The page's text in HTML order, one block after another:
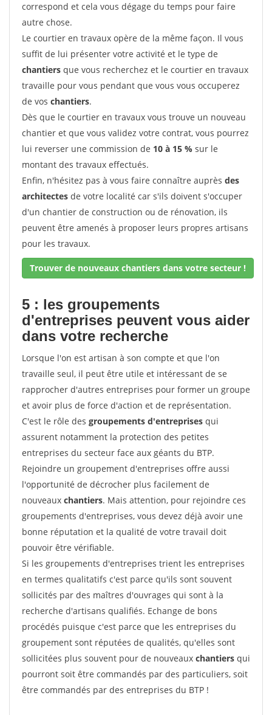
correspond et cela vous dégage du temps pour faire
autre chose.
Le courtier en travaux opère de la même façon. Il vous
suffit de lui présenter votre activité et le type de
chantiers que vous recherchez et le courtier en travaux
travaille pour vous pendant que vous vous occuperez
de vos chantiers.
Dès que le courtier en travaux vous trouve un nouveau
chantier et que vous validez votre contrat, vous pourrez
lui reverser une commission de 10 à 15 % sur le
montant des travaux effectués.
Enfin, n'hésitez pas à vous faire connaître auprès des
architectes de votre localité car s'ils doivent s'occuper
d'un chantier de construction ou de rénovation, ils
peuvent être amenés à proposer leurs propres artisans
pour les travaux.
Trouver de nouveaux chantiers dans votre secteur !
5 : les groupements
d'entreprises peuvent vous aider
dans votre recherche
Lorsque l'on est artisan à son compte et que l'on
travaille seul, il peut être utile et intéressant de se
rapprocher d'autres entreprises pour former un groupe
et avoir plus de force d'action et de représentation.
C'est le rôle des groupements d'entreprises qui
assurent notamment la protection des petites
entreprises du secteur face aux géants du BTP.
Rejoindre un groupement d'entreprises offre aussi
l'opportunité de décrocher plus facilement de
nouveaux chantiers. Mais attention, pour rejoindre ces
groupements d'entreprises, vous devez déjà avoir une
bonne réputation et la qualité de votre travail doit
pouvoir être vérifiable.
Si les groupements d'entreprises trient les entreprises
en termes qualitatifs c'est parce qu'ils sont souvent
sollicités par des maîtres d'ouvrages qui sont à la
recherche d'artisans qualifiés. Echange de bons
procédés puisque c'est parce que les entreprises du
groupement sont réputées de qualités, qu'elles sont
sollicitées plus souvent pour de nouveaux chantiers qui
pourront soit être commandés par des particuliers, soit
être commandés par des entreprises du BTP !